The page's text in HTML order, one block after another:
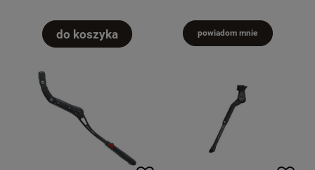
do koszyka powiadom mnie